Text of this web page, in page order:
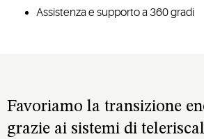
Assistenza e supporto a 360 gradi
Favoriamo la transizione
grazie ai sistemi di